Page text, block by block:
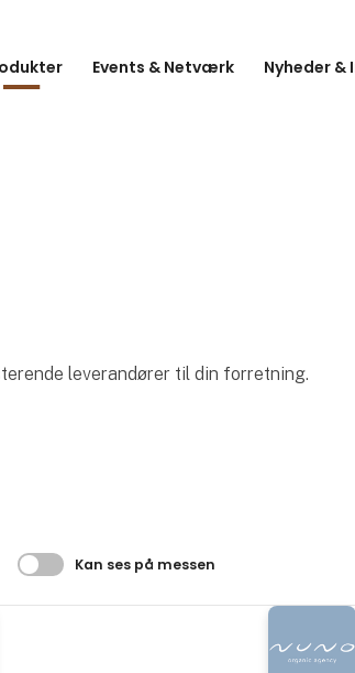
Events & Netværk Nyheder
leverandører til din forretning.
Filtrer resultater
Kan ses på messen